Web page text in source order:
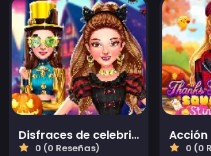
Disfraces de celebridades de Halloween
0 (0 Reseñas) 0 (0